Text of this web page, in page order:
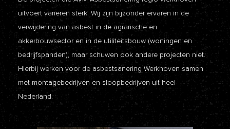
uitvoert variëren sterk. Wij zijn bijzonder ervaren in de
verwijdering van asbest in de agrarische en
akkerbouwsector en in de utiliteitsbouw (woningen en
bedrijfspanden), maar schuwen ook andere projecten niet.
Hierbij werken voor de asbestsanering Werkhoven samen
met montagebedrijven en sloopbedrijven uit heel
Nederland.